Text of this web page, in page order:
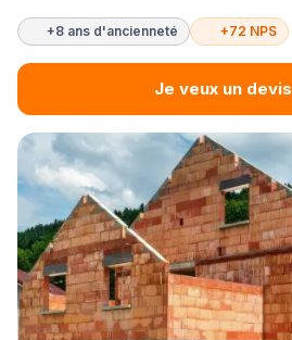
+8 ans d'ancienneté +72 NPS
Je veux un